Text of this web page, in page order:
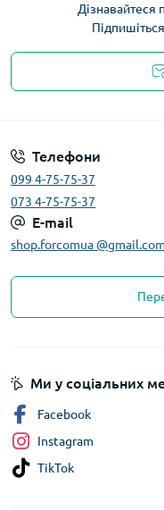
Дізнавайтеся
Телефони
099 4-75-75-37
073 4-75-75-37
E-mail
shop.forcomua @gmail.com
Ми у соціальних
Facebook
Instagram
TikTok